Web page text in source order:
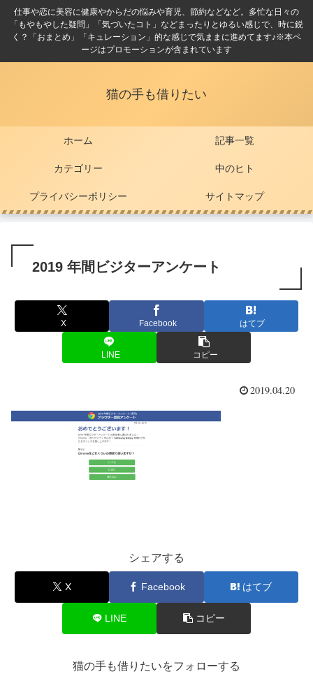
仕事や恋に美容に健康やからだの悩みや育児、節約などなど。多忙な日々の
「もやもやした疑問」「気づいたコト」などまったりとゆるい感じで、時に鋭
く？「おまとめ」「キュレーション」的な感じで気ままに進めてます♪※本ペ
ージはプロモーションが含まれています
猫の手も借りたい
ホーム 記事一覧
カテゴリー 中のヒト
プライバシーポリシー サイトマップ
2019 年間ビジターアンケート
X Facebook はてブ
LINE コピー
2019.04.20
シェアする
X Facebook はてブ
LINE コピー
猫の手も借りたいをフォローする